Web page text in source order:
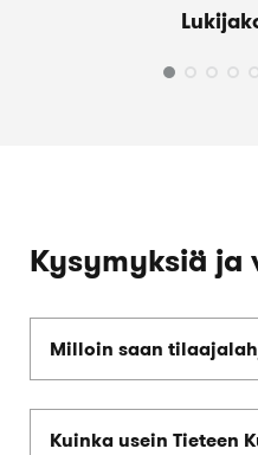
Kysymyksiä ja
Milloin saan
Kuinka usein Tieteen